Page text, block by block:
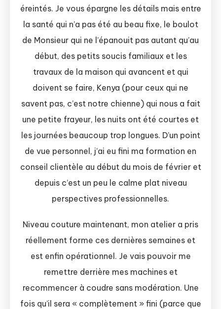
éreintés. Je vous épargne les détails mais entre
la santé qui n’a pas été au beau fixe, le boulot
de Monsieur qui ne l’épanouit pas autant qu’au
début, des petits soucis familiaux et les
travaux de la maison qui avancent et qui
doivent se faire, Kenya (pour ceux qui ne
savent pas, c’est notre chienne) qui nous a fait
une petite frayeur, les nuits ont été courtes et
les journées beaucoup trop longues. D’un point
de vue personnel, j’ai eu fini ma formation en
conseil clientèle au début du mois de février et
depuis c’est un peu le calme plat niveau
perspectives professionnelles.
Niveau couture maintenant, mon atelier a pris
réellement forme ces dernières semaines et
est enfin opérationnel. Je vais pouvoir me
remettre derrière mes machines et
recommencer à coudre sans modération. Une
fois qu’il sera « complètement » fini (parce que